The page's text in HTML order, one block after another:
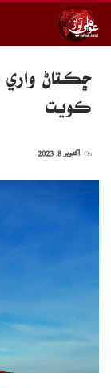
ڇڪتاڻ واري
ڪويت
اکتوبر 8, 2023